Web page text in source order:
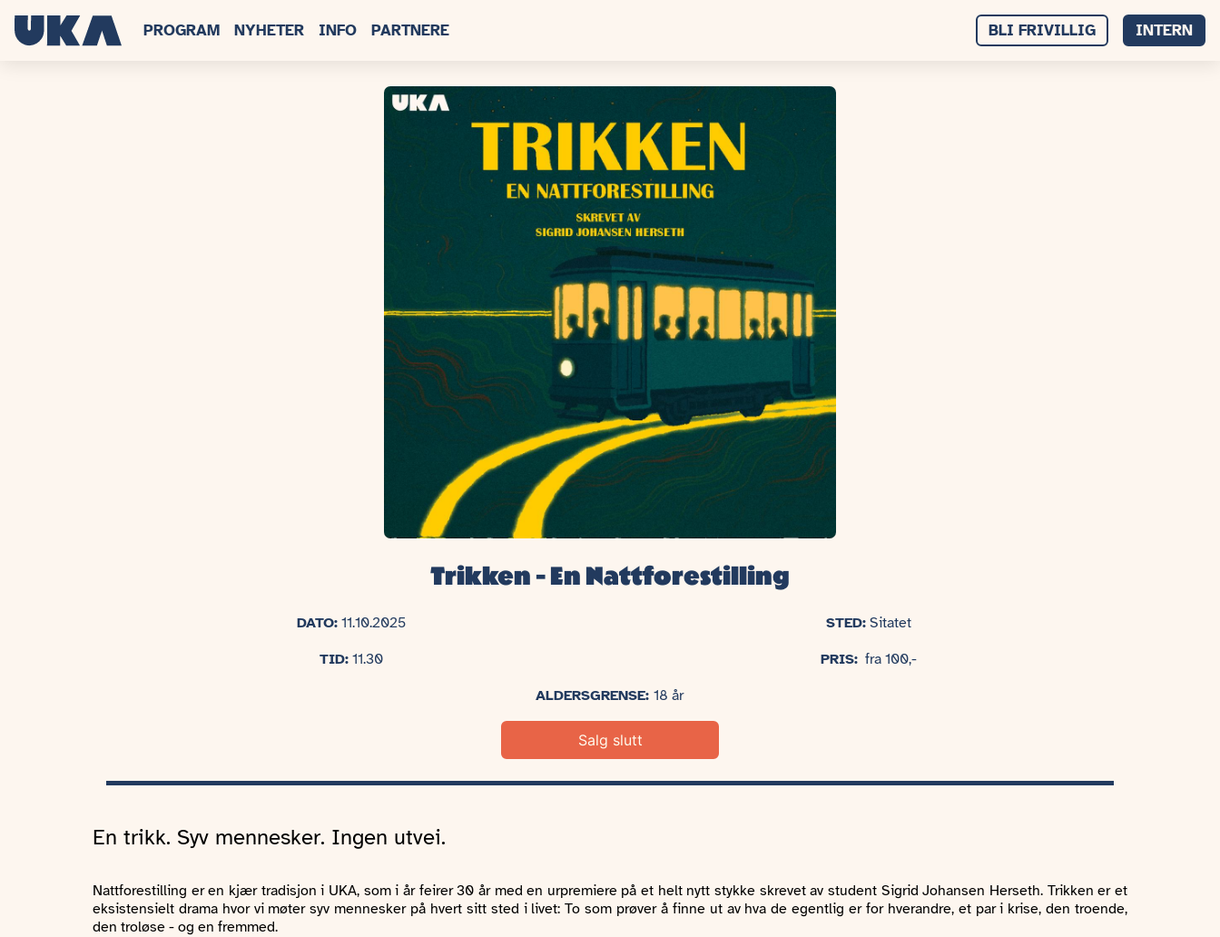
PROGRAM NYHETER INFO PARTNERE BLI FRIVILLIG INTERN
Trikken - En Nattforestilling
DATO: 11.10.2025
TID: 11.30
STED: Sitatet
PRIS: fra 100,-
ALDERSGRENSE:18 år
Salg slutt
En trikk. Syv mennesker. Ingen utvei.
Nattforestilling er en kjær tradisjon i UKA, som i år feirer 30 år med en urpremiere på et helt nytt stykke skrevet av student Sigrid Johansen Herseth. Trikken er et
eksistensielt drama hvor vi møter syv mennesker på hvert sitt sted i livet: To som prøver å finne ut av hva de egentlig er for hverandre, et par i krise, den troende,
den troløse - og en fremmed.